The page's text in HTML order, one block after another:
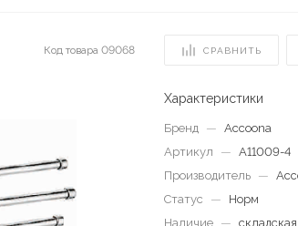
Код товара 09068 СРАВНИТЬ
Характеристики
Бренд — Accoona
Артикул
— A11009-4
Производитель
—
Статус
—
Норм
Наличие
—